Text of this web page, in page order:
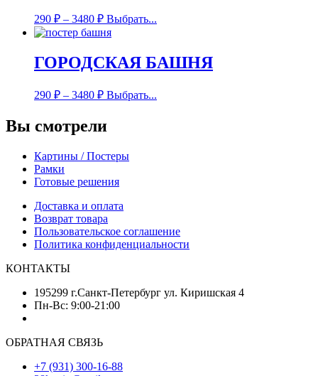
290 ₽ – 3480 ₽ Выбрать...
ГОРОДСКАЯ БАШНЯ
290 ₽ – 3480 ₽ Выбрать...
Вы смотрели
Картины / Постеры
Рамки
Готовые решения
Доставка и оплата
Возврат товара
Пользовательское соглашение
Политика конфиденциальности
КОНТАКТЫ
195299 г.Санкт-Петербург ул. Киришская 4
Пн-Вс: 9:00-21:00
ОБРАТНАЯ СВЯЗЬ
+7 (931) 300-16-88